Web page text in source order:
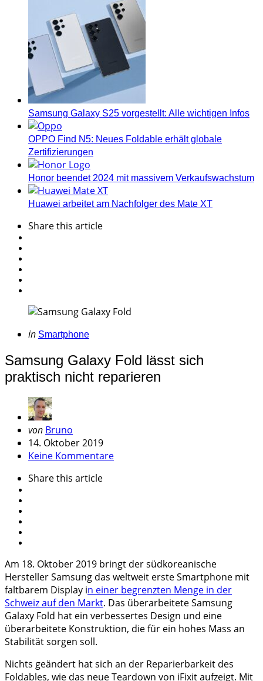
Samsung Galaxy S25 vorgestellt: Alle wichtigen Infos
OPPO Find N5: Neues Foldable erhält globale
Zertifizierungen
Honor beendet 2024 mit massivem Verkaufswachstum
Huawei arbeitet am Nachfolger des Mate XT
Sharethis article
Categories
Posted
in Smartphone
Samsung Galaxy Fold lässt sich
praktisch nicht reparieren
Geschrieben
von
von Bruno
14. Oktober 2019
Keine Kommentare
Sharethis article
Am 18. Oktober 2019 bringt der südkoreanische
Hersteller Samsung das weltweit erste Smartphone mit
faltbarem Display in einer begrenzten Menge in der
Schweiz auf den Markt. Das überarbeitete Samsung
Galaxy Fold hat ein verbessertes Design und eine
überarbeitete Konstruktion, die für ein hohes Mass an
Stabilität sorgen soll.
Nichts geändert hat sich an der Reparierbarkeit des
Foldables, wie das neue Teardown von iFixit aufzeigt. Mit